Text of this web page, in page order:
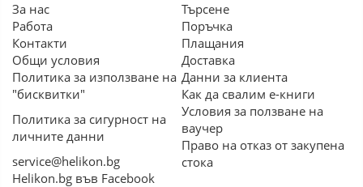
За нас
Работа
Контакти
Общи условия
Политика за използване на
"бисквитки"
Политика за сигурност на
личните данни
service@helikon.bg
Helikon.bg във Facebook
Търсене
Поръчка
Плащания
Доставка
Данни за клиента
Как да свалим е-книги
Условия за ползване на
ваучер
Право на отказ от закупена
стока